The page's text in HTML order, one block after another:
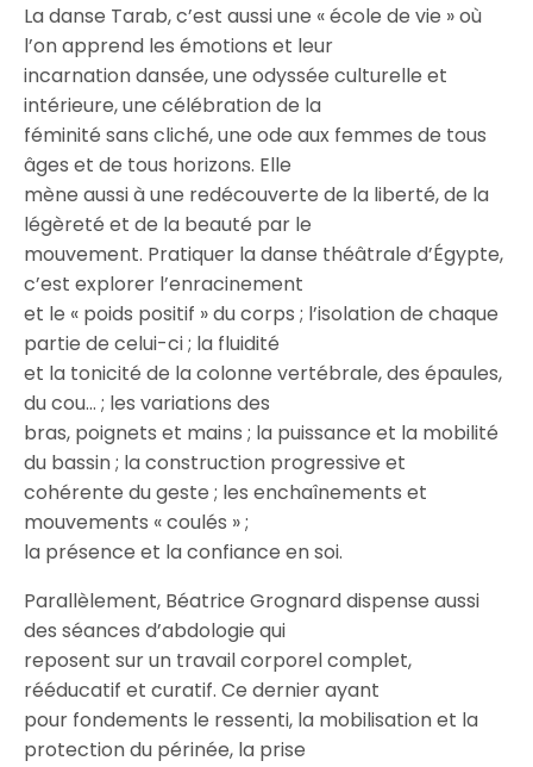
La danse Tarab, c’est aussi une « école de vie » où
l’on apprend les émotions et leur
incarnation dansée, une odyssée culturelle et
intérieure, une célébration de la
féminité sans cliché, une ode aux femmes de tous
âges et de tous horizons. Elle
mène aussi à une redécouverte de la liberté, de la
légèreté et de la beauté par le
mouvement. Pratiquer la danse théâtrale d’Égypte,
c’est explorer l’enracinement
et le « poids positif » du corps ; l’isolation de chaque
partie de celui-ci ; la fluidité
et la tonicité de la colonne vertébrale, des épaules,
du cou… ; les variations des
bras, poignets et mains ; la puissance et la mobilité
du bassin ; la construction progressive et
cohérente du geste ; les enchaînements et
mouvements « coulés » ;
la présence et la confiance en soi.
Parallèlement, Béatrice Grognard dispense aussi
des séances d’abdologie qui
reposent sur un travail corporel complet,
rééducatif et curatif. Ce dernier ayant
pour fondements le ressenti, la mobilisation et la
protection du périnée, la prise